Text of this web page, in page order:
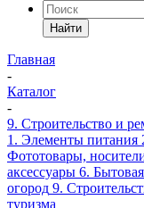
Найти
Главная
-
Каталог
-
9. Строительство и
1. Элементы питания
Фототовары,
аксессуары 6.
огород 9.
туризма